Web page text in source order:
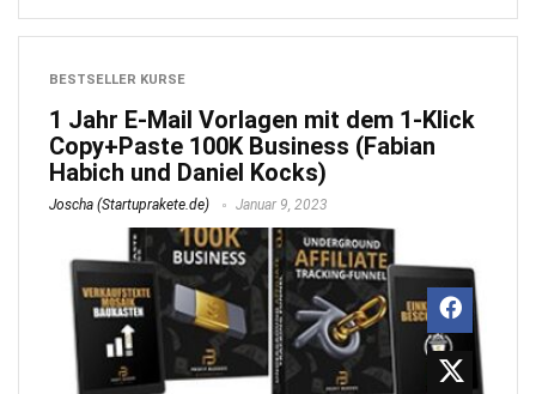
BESTSELLER KURSE
1 Jahr E-Mail Vorlagen mit dem 1-Klick
Copy+Paste 100K Business (Fabian
Habich und Daniel Kocks)
Joscha (Startuprakete.de) Januar 9, 2023